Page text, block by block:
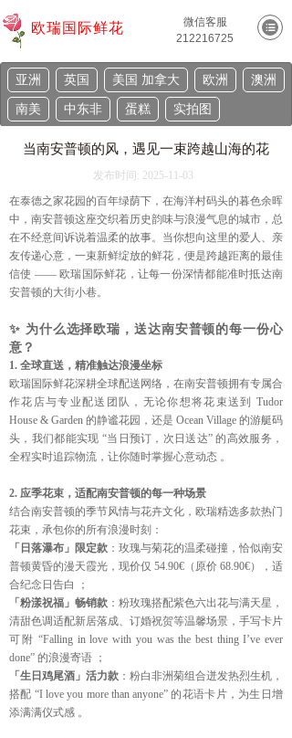
微信客服
212216725
亚洲 英国 美国 加拿大 欧洲
澳洲
南美
中东非 蛋糕 实拍图
欧瑞国际鲜花
当南安普顿的风，遇见一束跨越山海的花
发布时间: 2025-11-03
在泰德之家花园的百年绿荫下，在海洋村码头的暮色余晖
中，南安普顿这座交织着历史韵味与浪漫气息的城市，总
在不经意间诉说着温柔的故事。当你想向这里的爱人、亲
友传递心意，一束新鲜绽放的鲜花，便是跨越距离的最佳
信使 —— 欧瑞国际鲜花，让每一份深情都能准时抵达南
安普顿的大街小巷。
✨ 为什么选择欧瑞，送达南安普顿的每一份心
意？
1. 全球直送，精准触达浪漫坐标
欧瑞国际鲜花深耕全球配送网络，在南安普顿拥有专属合
作花店与专业配送团队，无论你想将花束送到 Tudor
House & Garden 的静谧花园，还是 Ocean Village 的游艇码
头，我们都能实现 “当日预订，次日送达” 的高效服务，
全程实时追踪物流，让你随时掌握心意动态 。
2. 应季花束，适配南安普顿的每一种场景
结合南安普顿的季节风情与花卉文化，欧瑞精选多款热门
花束，承包你的所有浪漫时刻：
「日落瀑布」限定款 ：玫瑰与菊花的温柔碰撞，恰似南安
普顿黄昏的漫天霞光，现价仅 54.90€（原价 68.90€），适
合纪念日告白 ；
「粉漾祝福」畅销款 ：粉玫瑰搭配紫色六出花与满天星，
清甜色调适配新居落成、订婚祝贺等温馨场景，手写卡片
可附 “Falling in love with you was the best thing I’ve ever
done” 的浪漫寄语 ；
「生日鸡尾酒」活力款 ：粉白非洲菊组合迸发热烈生机，
搭配 “I love you more than anyone” 的花语卡片，为生日增
添满满仪式感 。